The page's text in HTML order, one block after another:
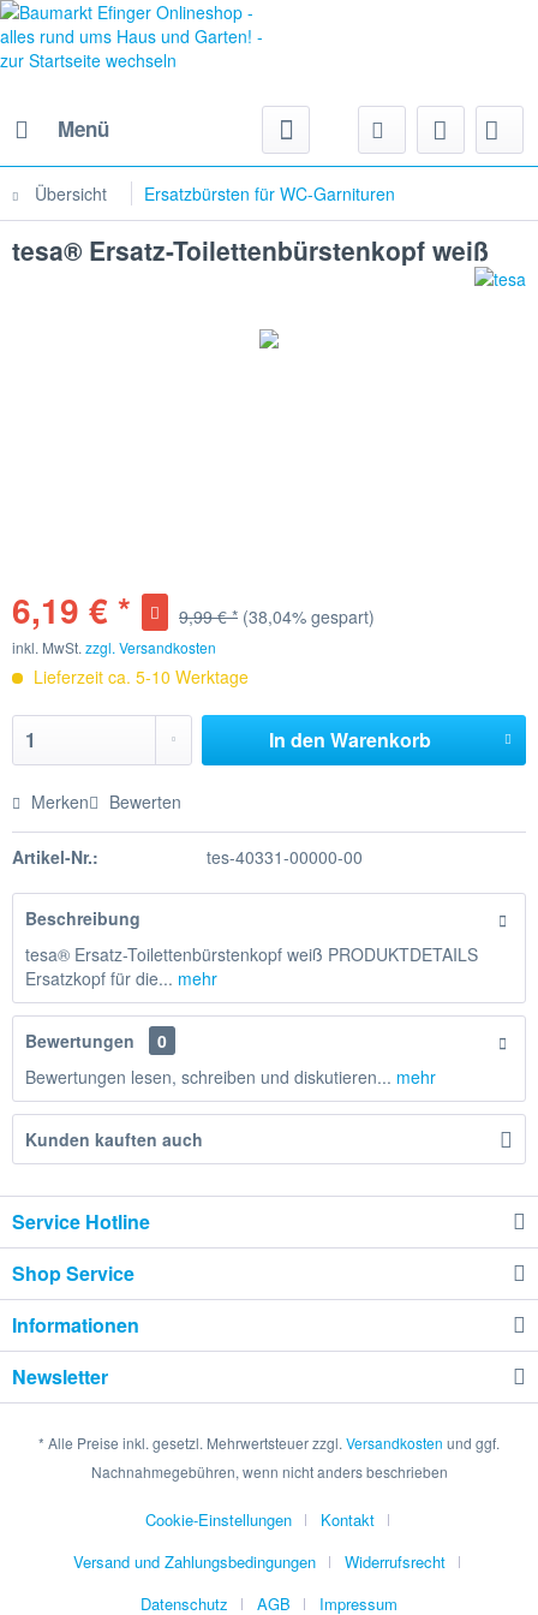
Menü
Übersicht Ersatzbürsten für WC-Garnituren
tesa® Ersatz-Toilettenbürstenkopf weiß
6,19 € * 9,99 € * (38,04% gespart)
inkl. MwSt. zzgl. Versandkosten
Lieferzeit ca. 5-10 Werktage
In den Warenkorb
Merken Bewerten
Artikel-Nr.: tes-40331-00000-00
Beschreibung
tesa® Ersatz-Toilettenbürstenkopf weiß PRODUKTDETAILS
Ersatzkopf für die... mehr
Bewertungen
0
Bewertungen lesen, schreiben und diskutieren... mehr
Kunden kauften auch
Service Hotline
Shop Service
Informationen
Newsletter
* Alle Preise inkl. gesetzl. Mehrwertsteuer zzgl. Versandkosten und ggf.
Nachnahmegebühren, wenn nicht anders beschrieben
Cookie-Einstellungen
Kontakt
Versand und Zahlungsbedingungen
Widerrufsrecht
Datenschutz
AGB Impressum